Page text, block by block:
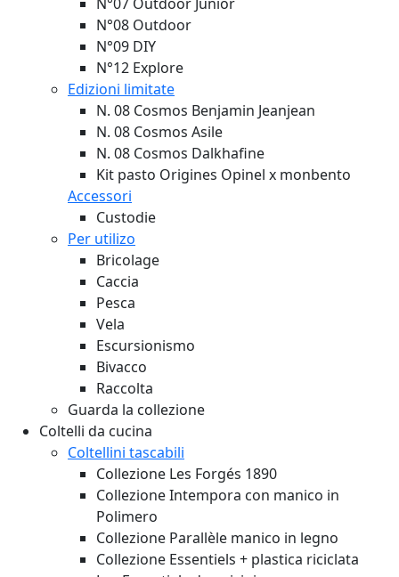
N°08 Outdoor
N°09 DIY
N°12 Explore
Edizioni limitate
N. 08 Cosmos Benjamin Jeanjean
N. 08 Cosmos Asile
N. 08 Cosmos Dalkhafine
Kit pasto Origines Opinel x monbento
Accessori
Custodie
Per utilizo
Bricolage
Caccia
Pesca
Vela
Escursionismo
Bivacco
Raccolta
Guarda la collezione
Coltelli da cucina
Coltellini tascabili
Collezione Les Forgés 1890
Collezione Intempora con manico in
Polimero
Collezione Parallèle manico in legno
Collezione Essentiels + plastica riciclata